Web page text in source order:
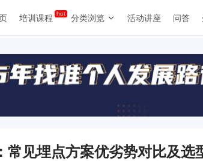
培训课程 分类浏览 活动讲座 问答
常见埋点方案优劣势对比及选